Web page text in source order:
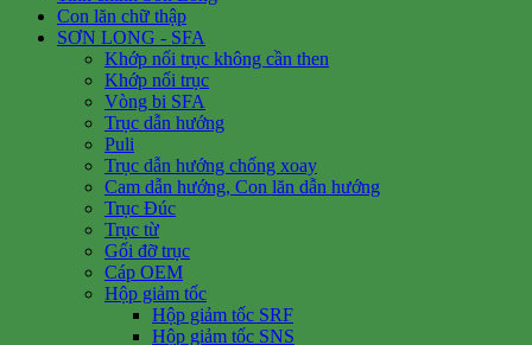
Con lăn chữ thập
SƠN LONG - SFA
Khớp nối trục không cần then
Khớp nối trục
Vòng bi SFA
Trục dẫn hướng
Puli
Trục dẫn hướng chống xoay
Cam dẫn hướng, Con lăn dẫn hướng
Trục Đúc
Trục từ
Gối đỡ trục
Cáp OEM
Hộp giảm tốc
Hộp giảm tốc SRF
Hộp giảm tốc SNS